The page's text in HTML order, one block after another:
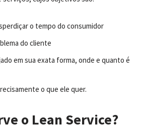
o tempo do consumidor
do cliente
em sua exata forma, onde e quanto é
o que ele quer.
o Lean Service?